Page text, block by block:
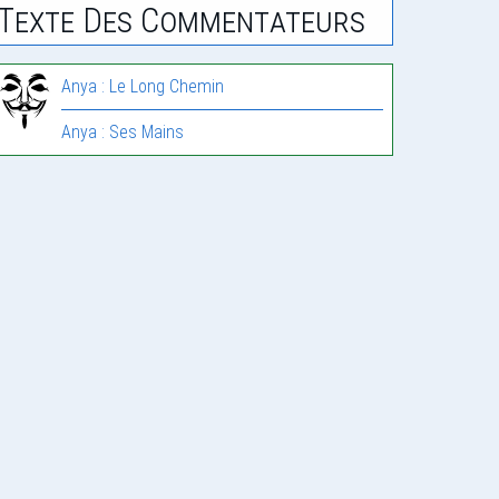
Des Commentateurs
Anya : Le Long Chemin
Anya : Ses Mains